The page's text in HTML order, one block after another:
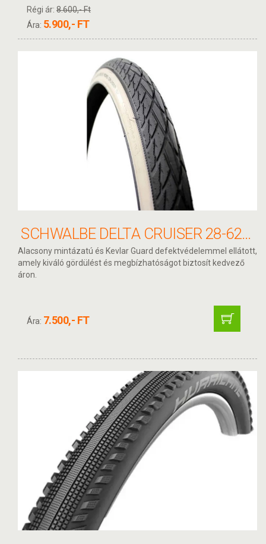
Régi ár: 8.600,- Ft
Ára: 5.900,- FT
SCHWALBE DELTA CRUISER 28-622 KÖPENY
Alacsony mintázatú és Kevlar Guard defektvédelemmel ellátott,
amely kiváló gördülést és megbízhatóságot biztosít kedvező
áron.
Ára: 7.500,- FT